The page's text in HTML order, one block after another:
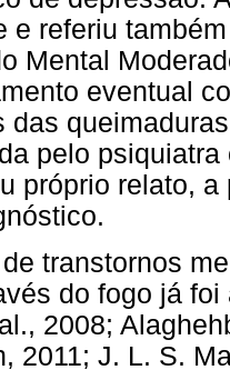
e referiu
Mental
eventual
das
pelo
próprio relato,
transtornos
do fogo já
2008;
2011; J. L. S.